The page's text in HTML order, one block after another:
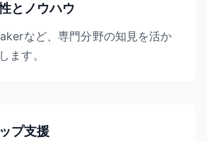
とノウハウ
など、専門分野の知見を活か
ます。
プ支援